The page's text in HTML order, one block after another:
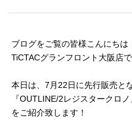
ブログをご覧の皆様こんにちは
TiCTACグランフロント大阪店で
本日は、7月22日に先行販売と
『OUTLINE/2レジスタークロノ
をご紹介致します！